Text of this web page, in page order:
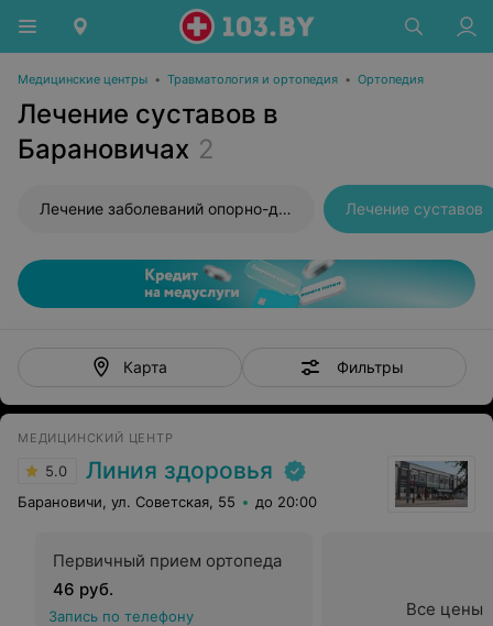
Медицинские центры • Травматология и ортопедия • Ортопедия
Лечение суставов в
Барановичах 2
Лечение заболеваний опорно-двигательного аппарата Лечение суставов
Карта Фильтры
МЕДИЦИНСКИЙ ЦЕНТР
5.0 Линия здоровья
Барановичи, ул. Советская, 55 до 20:00
Первичный прием ортопеда
46 руб.
Запись по телефону
Все цены